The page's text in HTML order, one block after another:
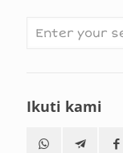
Ikuti kami